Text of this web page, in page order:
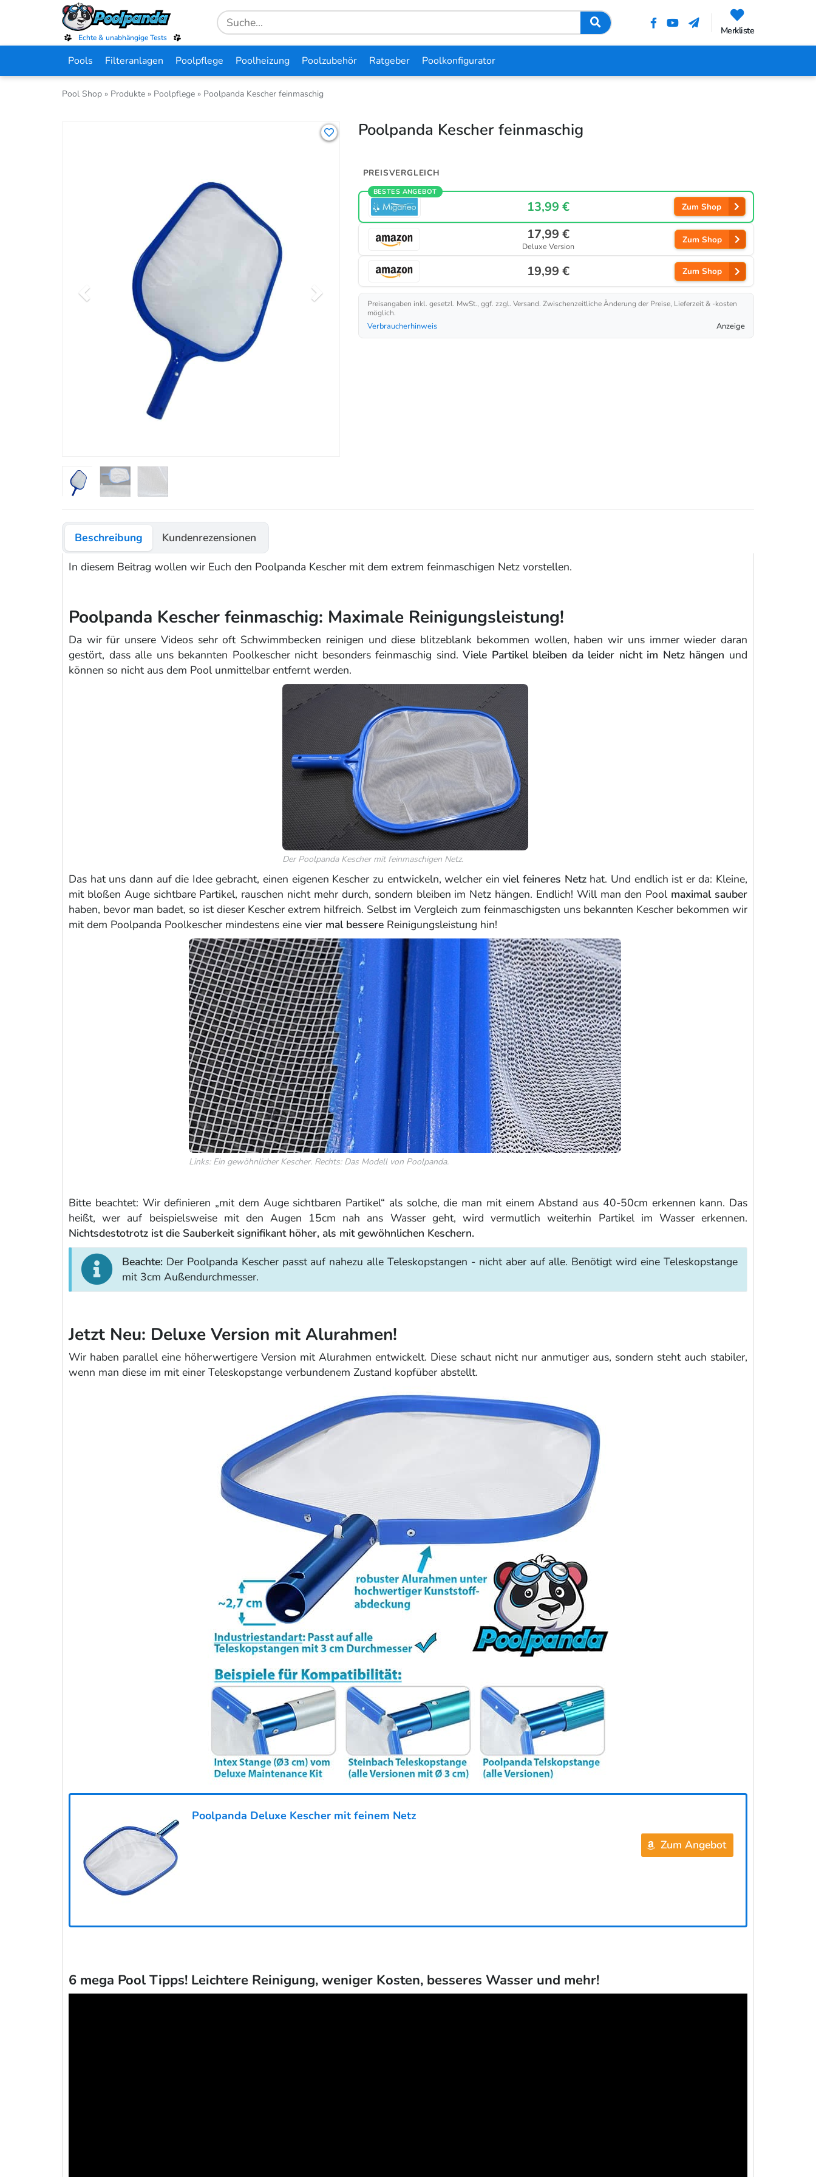
Echte & unabhängige Tests
Search
for:
Merkliste
Pools Filteranlagen Poolpflege Poolheizung Poolzubehör Ratgeber Poolkonfigurator
Pool Shop » Produkte » Poolpflege » Poolpanda Kescher feinmaschig
Poolpanda Kescher feinmaschig
PREISVERGLEICH
BESTES ANGEBOT
13,99 € Zum Shop
17,99 €
Deluxe Version
Zum Shop
19,99 € Zum Shop
Preisangaben inkl. gesetzl. MwSt., ggf. zzgl. Versand. Zwischenzeitliche Änderung der Preise, Lieferzeit & -kosten
möglich.
Verbraucherhinweis Anzeige
Beschreibung
Kundenrezensionen
In diesem Beitrag wollen wir Euch den Poolpanda Kescher mit dem extrem feinmaschigen Netz vorstellen.
Poolpanda Kescher feinmaschig: Maximale Reinigungsleistung!
Da wir für unsere Videos sehr oft Schwimmbecken reinigen und diese blitzeblank bekommen wollen, haben wir uns immer wieder daran
gestört, dass alle uns bekannten Poolkescher nicht besonders feinmaschig sind.Viele Partikel bleiben da leider nicht im Netz hängen und
können so nicht aus dem Pool unmittelbar entfernt werden.
Der Poolpanda Kescher mit feinmaschigen Netz.
Das hat uns dann auf die Idee gebracht, einen eigenen Kescher zu entwickeln, welcher einviel feineres Netzhat. Und endlich ist er da: Kleine,
mit bloßen Auge sichtbare Partikel, rauschen nicht mehr durch, sondern bleiben im Netz hängen. Endlich! Will man den Pool maximal sauber
haben, bevor man badet, so ist dieser Kescher extrem hilfreich. Selbst im Vergleich zum feinmaschigsten uns bekannten Kescher bekommen wir
mit dem Poolpanda Poolkescher mindestens eine vier mal bessere Reinigungsleistung hin!
Links: Ein gewöhnlicher Kescher. Rechts: Das Modell von Poolpanda.
Bitte beachtet: Wir definieren „mit dem Auge sichtbaren Partikel“ als solche, die man mit einem Abstand aus 40-50cm erkennen kann. Das
heißt, wer auf beispielsweise mit den Augen 15cm nah ans Wasser geht, wird vermutlich weiterhin Partikel im Wasser erkennen.
Nichtsdestotrotz ist die Sauberkeit signifikant höher, als mit gewöhnlichen Keschern.
Beachte: Der Poolpanda Kescher passt auf nahezu alle Teleskopstangen - nicht aber auf alle. Benötigt wird eine Teleskopstange
mit 3cm Außendurchmesser.
Jetzt Neu: Deluxe Version mit Alurahmen!
Wir haben parallel eine höherwertigere Version mit Alurahmen entwickelt. Diese schaut nicht nur anmutiger aus, sondern steht auch stabiler,
wenn man diese im mit einer Teleskopstange verbundenem Zustand kopfüber abstellt.
Poolpanda Deluxe Kescher mit feinem Netz
Zum Angebot
6 mega Pool Tipps! Leichtere Reinigung, weniger Kosten, besseres Wasser und mehr!